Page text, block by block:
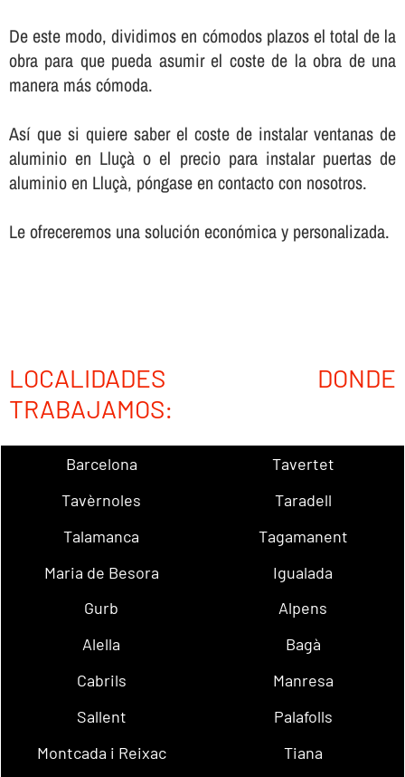
De este modo, dividimos en cómodos plazos el total de la
obra para que pueda asumir el coste de la obra de una
manera más cómoda.
Así­ que si quiere saber el coste de instalar ventanas de
aluminio en Lluçà o el precio para instalar puertas de
aluminio en Lluçà, póngase en contacto con nosotros.
Le ofreceremos una solución económica y personalizada.
LOCALIDADES DONDE
TRABAJAMOS:
Barcelona
Tavertet
Tavèrnoles
Taradell
Talamanca
Tagamanent
Maria de Besora
Igualada
Gurb
Alpens
Alella
Bagà
Cabrils
Manresa
Sallent
Palafolls
Montcada i Reixac
Tiana